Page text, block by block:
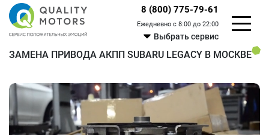
8 (800) 775-79-61
Ежедневно с 8:00 до 22:00
Выбрать сервис
ЗАМЕНА ПРИВОДА АКПП SUBARU LEGACY В МОСКВЕ